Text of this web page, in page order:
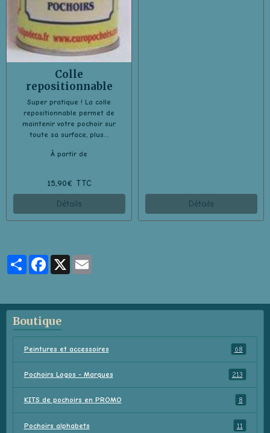
Colle
repositionnable
Super pratique ! La colle
repositionnable permet de
maintenir votre pochoir sur
toute sa surface, plus...
À partir de
15,90€ TTC
Détails Détails
PartagerFacebook
Boutique
Peintures et accessoires 68
Pochoirs Logos - Marques 213
KITS de pochoirs en PROMO 8
Pochoirs alphabets 11